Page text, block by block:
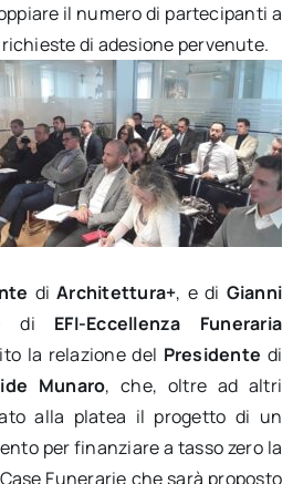
il numero di partecipanti a
di adesione pervenute.
diArchitettura+, e di Gianni
di EFI-Eccellenza Funeraria
la relazione del Presidente di
Munaro, che, oltre ad altri
alla platea il progetto di un
per finanziare a tasso zero la
Funerarie che sarà proposto